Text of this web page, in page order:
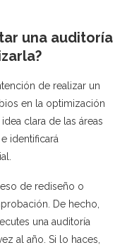
una auditoría
de realizar un
en la optimización
clara de las áreas
identificará
de rediseño o
De hecho,
una auditoría
al año. Si lo haces,